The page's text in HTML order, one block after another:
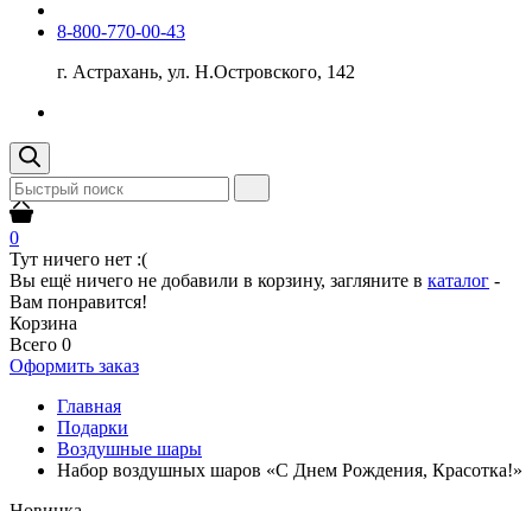
8-800-770-00-43
г. Астрахань, ул. Н.Островского, 142
0
Тут ничего нет :(
Вы ещё ничего не добавили в корзину, загляните в каталог -
Вам понравится!
Корзина
Всего 0
Оформить заказ
Главная
Подарки
Воздушные шары
Набор воздушных шаров «С Днем Рождения, Красотка!»